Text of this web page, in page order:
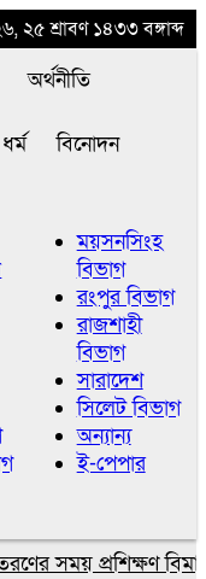
২৫ শ্রাবণ ১৪৩৩ বঙ্গাব্দ
অর্থনীতি
ধর্ম বিনোদন
ময়সনসিংহ
বিভাগ
রংপুর বিভাগ
রাজশাহী
বিভাগ
সারাদেশ
সিলেট বিভাগ
অন্যান্য
ই-পেপার
প্রশিক্ষণ বিমান